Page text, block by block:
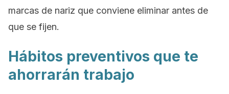
marcas de nariz que conviene eliminar antes de
que se fijen.
Hábitos preventivos que te
ahorrarán trabajo